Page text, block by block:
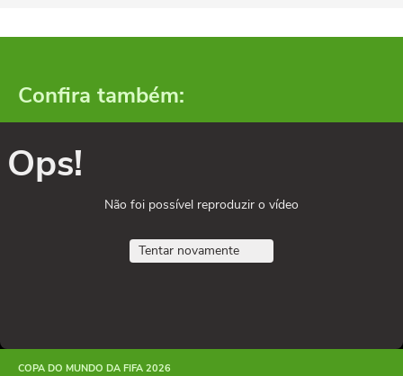
Confira também:
Ops!
Não foi possível reproduzir o vídeo
Tentar novamente
COPA DO MUNDO DA FIFA 2026